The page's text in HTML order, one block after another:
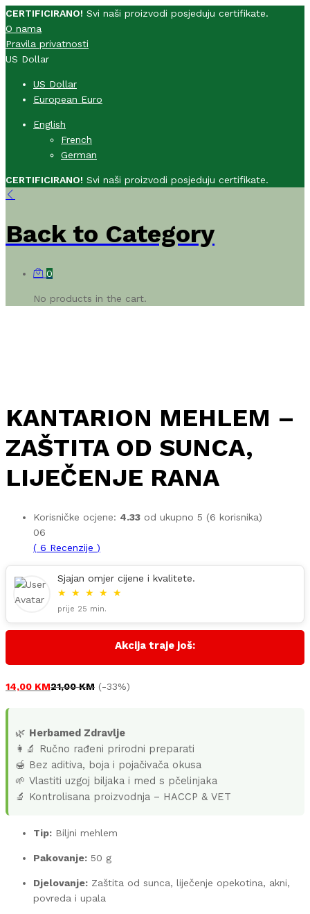
CERTIFICIRANO! Svi naši proizvodi posjeduju certifikate.
O nama
Pravila privatnosti
US Dollar
US Dollar
European Euro
English
French
German
CERTIFICIRANO! Svi naši proizvodi posjeduju certifikate.
Back to Category
0
No products in the cart.
KANTARION MEHLEM –
ZAŠTITA OD SUNCA,
LIJEČENJE RANA
Korisničke ocjene: 4.33 od ukupno 5 (6 korisnika)
06
( 6 Recenzije )
Sjajan omjer cijene i kvalitete.
★ ★ ★ ★ ★
prije 25 min.
Akcija traje još:
14,00 KM21,00KM (-33%)
🌿 Herbamed Zdravlje
👩‍🔬 Ručno rađeni prirodni preparati
🍯 Bez aditiva, boja i pojačivača okusa
🌱 Vlastiti uzgoj biljaka i med s pčelinjaka
🔬 Kontrolisana proizvodnja – HACCP & VET
Tip: Biljni mehlem
Pakovanje: 50 g
Djelovanje: Zaštita od sunca, liječenje opekotina, akni,
povreda i upala